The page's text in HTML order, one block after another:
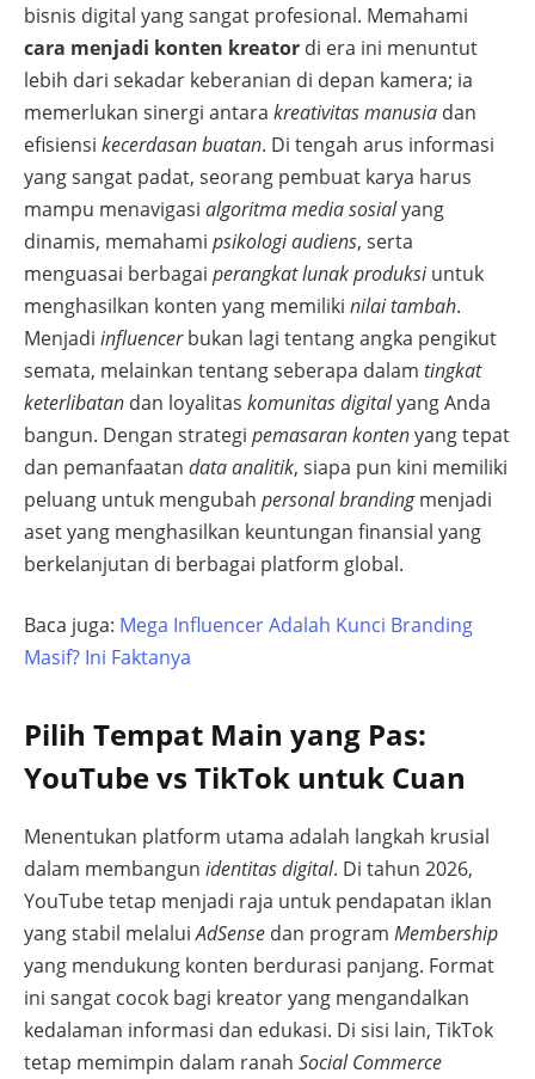
bisnis digital yang sangat profesional. Memahami
cara menjadi konten kreator di era ini menuntut
lebih dari sekadar keberanian di depan kamera; ia
memerlukan sinergi antara kreativitas manusia dan
efisiensi kecerdasan buatan. Di tengah arus informasi
yang sangat padat, seorang pembuat karya harus
mampu menavigasi algoritma media sosialyang
dinamis, memahami psikologi audiens, serta
menguasai berbagai perangkat lunak produksiuntuk
menghasilkan konten yang memiliki nilai tambah.
Menjadi influencerbukan lagi tentang angka pengikut
semata, melainkan tentang seberapa dalam tingkat
keterlibatan dan loyalitas komunitas digitalyang Anda
bangun. Dengan strategi pemasaran kontenyang tepat
dan pemanfaatan data analitik, siapa pun kini memiliki
peluang untuk mengubah personal brandingmenjadi
aset yang menghasilkan keuntungan finansial yang
berkelanjutan di berbagai platform global.
Baca juga: Mega Influencer Adalah Kunci Branding
Masif? Ini Faktanya
Pilih Tempat Main yang Pas:
YouTube vs TikTok untuk Cuan
Menentukan platform utama adalah langkah krusial
dalam membangun identitas digital. Di tahun 2026,
YouTube tetap menjadi raja untuk pendapatan iklan
yang stabil melaluiAdSense dan program Membership
yang mendukung konten berdurasi panjang. Format
ini sangat cocok bagi kreator yang mengandalkan
kedalaman informasi dan edukasi. Di sisi lain, TikTok
tetap memimpin dalam ranah Social Commerce